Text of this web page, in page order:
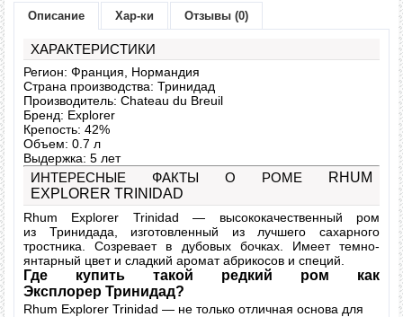
Модель: Trinidad
Цена: 1455 грн.
В наличии
" class="button-gr" />
- или -
В закладки
Описание Хар-ки Отзывы (0)
ХАРАКТЕРИСТИКИ
Регион: Франция, Нормандия
Страна производства: Тринидад
Производитель: Chateau du Breuil
Бренд: Explorer
Крепость: 42%
Объем: 0.7 л
Выдержка: 5 лет
ИНТЕРЕСНЫЕ ФАКТЫ О РОМЕ
RHUM
EXPLORER TRINIDAD
Rhum Explorer Trinidad — высококачественный ром
из Тринидада , изготовленный из лучшего сахарного
тростника. Созревает в дубовых бочках. Имеет темно-
янтарный цвет и сладкий аромат абрикосов и специй.
Где купить такой редкий ром как
Эксплорер Тринидад?
Rhum Explorer Trinidad — не только отличная основа для